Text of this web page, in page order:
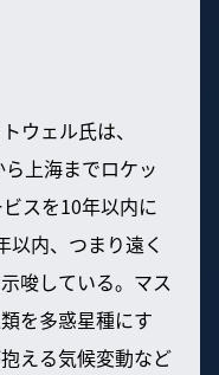
ウェル氏は、
上海までロケッ
スを10年以内に
以内、つまり遠く
唆している。マス
を多惑星種にす
える気候変動など